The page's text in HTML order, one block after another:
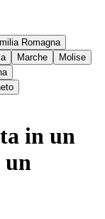
Romagna
Marche
Molise
in un
un